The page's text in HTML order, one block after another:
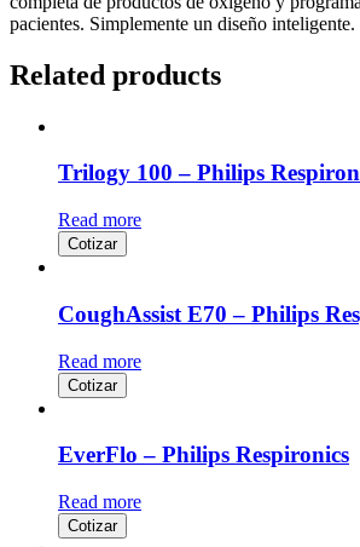
pacientes. Simplemente un diseño inteligente.
Related products
Trilogy 100 – Philips
Read more
Cotizar
CoughAssist E70 – Philips
Read more
Cotizar
EverFlo – Philips Respironics
Read more
Cotizar